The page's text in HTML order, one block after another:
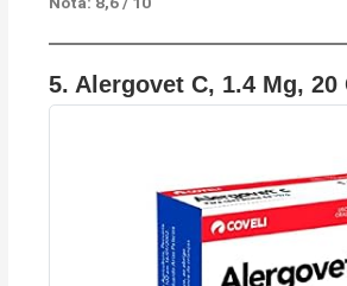
5. Alergovet C, 1.4 Mg, 20